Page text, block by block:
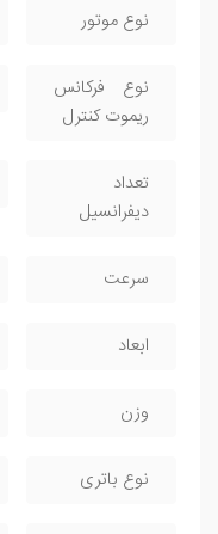
نوع موتور
نوع فرکانس
ریموت کنترل
تعداد
دیفرانسیل
سرعت
ابعاد
وزن
نوع باتری